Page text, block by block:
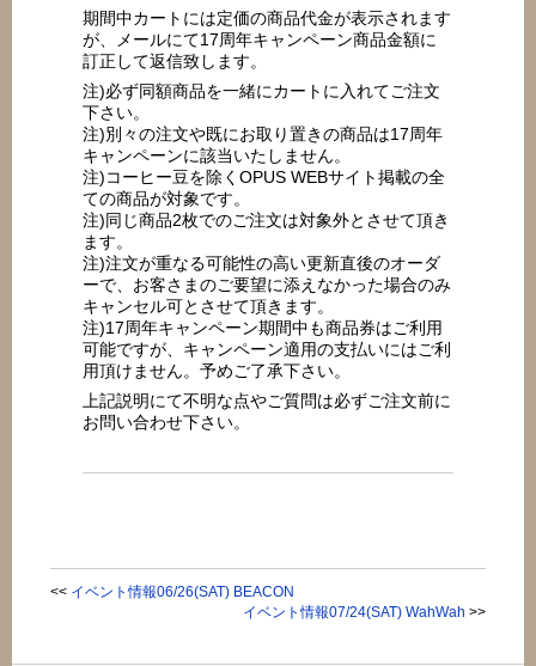
期間中カートには定価の商品代金が表示されます
が、メールにて17周年キャンペーン商品金額に
訂正して返信致します。
注)必ず同額商品を一緒にカートに入れてご注文
下さい。
注)別々の注文や既にお取り置きの商品は17周年
キャンペーンに該当いたしません。
注)コーヒー豆を除くOPUS WEBサイト掲載の全
ての商品が対象です。
注)同じ商品2枚でのご注文は対象外とさせて頂き
ます。
注)注文が重なる可能性の高い更新直後のオーダ
ーで、お客さまのご要望に添えなかった場合のみ
キャンセル可とさせて頂きます。
注)17周年キャンペーン期間中も商品券はご利用
可能ですが、キャンペーン適用の支払いにはご利
用頂けません。予めご了承下さい。
上記説明にて不明な点やご質問は必ずご注文前に
お問い合わせ下さい。
<< イベント情報06/26(SAT) BEACON
イベント情報07/24(SAT) WahWah >>